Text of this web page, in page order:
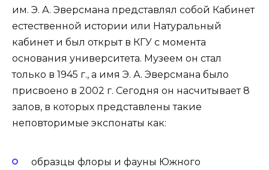
им. Э. А. Эверсмана представлял собой Кабинет
естественной истории или Натуральный
кабинет и был открыт в КГУ с момента
основания университета. Музеем он стал
только в 1945 г., а имя Э. А. Эверсмана было
присвоено в 2002 г. Сегодня он насчитывает 8
залов, в которых представлены такие
неповторимые экспонаты как:
образцы флоры и фауны Южного